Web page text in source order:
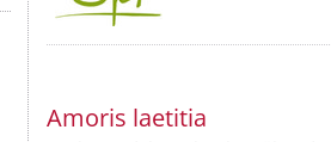
Amoris laetitia